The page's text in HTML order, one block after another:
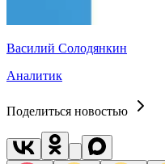
Василий Солодянкин
Аналитик
Поделиться новостью